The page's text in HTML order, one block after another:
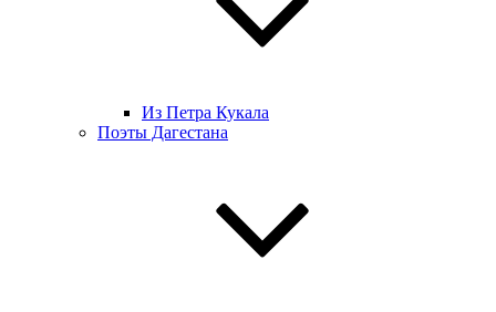
Из Петра Кукала
Поэты Дагестана